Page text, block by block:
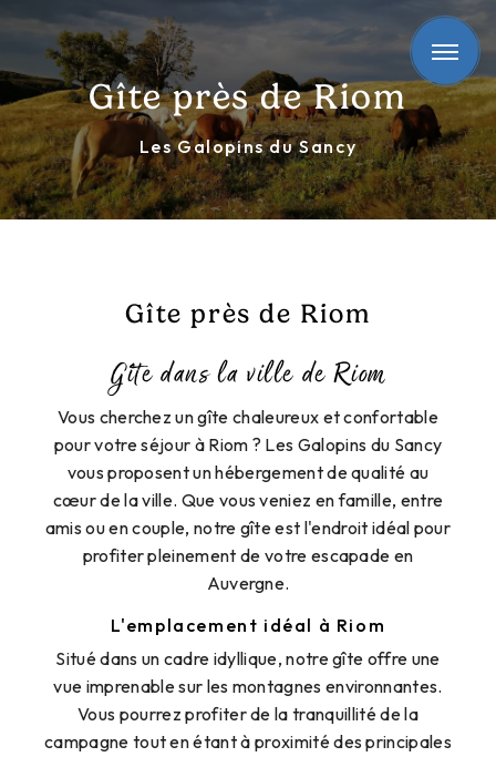
Gîte près de Riom
Les Galopins du Sancy
Gîte près de Riom
Gîte dans la ville de Riom
Vous cherchez un gîte chaleureux et confortable
pour votre séjour à Riom ? Les Galopins du Sancy
vous proposent un hébergement de qualité au
cœur de la ville. Que vous veniez en famille, entre
amis ou en couple, notre gîte est l'endroit idéal pour
profiter pleinement de votre escapade en
Auvergne.
L'emplacement idéal à Riom
Situé dans un cadre idyllique, notre gîte offre une
vue imprenable sur les montagnes environnantes.
Vous pourrez profiter de la tranquillité de la
campagne tout en étant à proximité des principales
Panneau de gestion des cookies